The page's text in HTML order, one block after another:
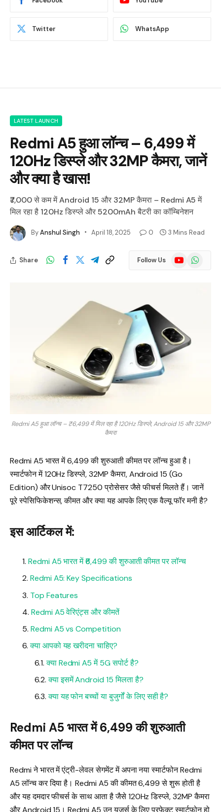
Twitter WhatsApp
LATEST LAUNCH
Redmi A5 हुआ लॉन्च – ₹6,499 में
120Hz डिस्प्ले और 32MP कैमरा, जानें
और क्या है खास!
₹7,000 से कम में Android 15 और 32MP कैमरा – Redmi A5 में
मिल रहा है 120Hz डिस्प्ले और 5200mAh बैटरी का कॉम्बिनेशन
ByAnshul Singh April 18, 2025 0 3 Mins Read
Share Follow Us YouTubeWhatsApp
Redmi A5 हुआ लॉन्च – ₹6,499 में मिल रहा है 120Hz डिस्प्ले, Android 15 और 32MP
कैमरा
Redmi A5 भारत में ₹6,499 की शुरुआती कीमत पर लॉन्च हुआ है।
स्मार्टफोन में 120Hz डिस्प्ले, 32MP कैमरा, Android 15 (Go
Edition) और Unisoc T7250 प्रोसेसर जैसे फीचर्स मिलते हैं। जानें
पूरे स्पेसिफिकेशन्स, कीमत और क्या यह आपके लिए एक वैल्यू फॉर मनी है?
इस आर्टिकल में:
Redmi A5 भारत में ₹6,499 की शुरुआती कीमत पर लॉन्च
Redmi A5: Key Specifications
Top Features
Redmi A5 वेरिएंट्स और कीमतें
Redmi A5 vs Competition
क्या आपको यह खरीदना चाहिए?
क्या Redmi A5 में 5G सपोर्ट है?
क्या इसमें Android 15 मिलता है?
क्या यह फोन बच्चों या बुजुर्गों के लिए सही है?
Redmi A5 भारत में ₹6,499 की शुरुआती
कीमत पर लॉन्च
Redmi ने भारत में एंट्री-लेवल सेगमेंट में अपना नया स्मार्टफोन Redmi
A5 लॉन्च कर दिया है। Redmi A5 की कीमत ₹6,499 से शुरू होती है
और यह दमदार फीचर्स के साथ आता है जैसे 120Hz डिस्प्ले, 32MP कैमरा
और Android 15। Redmi A5 उन यूज़र्स के लिए परफेक्ट स्मार्टफोन हो